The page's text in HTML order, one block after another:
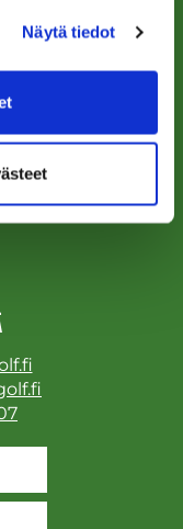
Näytä tiedot
Oy
Oy
ry